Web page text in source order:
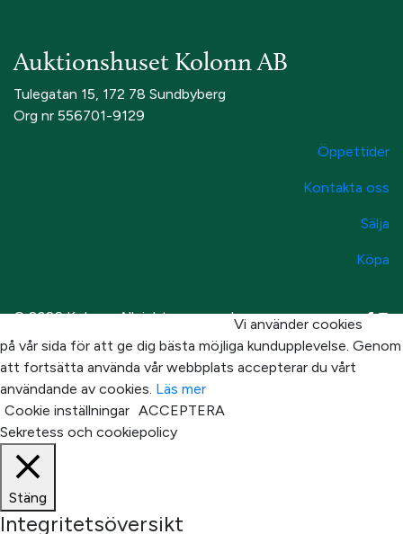
Auktionshuset Kolonn AB
Tulegatan 15, 172 78 Sundbyberg
Org nr 556701-9129
Öppettider
Kontakta oss
Sälja
Köpa
© 2026 Kolonn. All rights reservedVi använder cookies
på vår sida för att ge dig bästa möjliga kundupplevelse. Genom
att fortsätta använda vår webbplats accepterar du vårt
användande av cookies. Läs mer
Cookie inställningar ACCEPTERA
Sekretess och cookiepolicy
Stäng
Integritetsöversikt